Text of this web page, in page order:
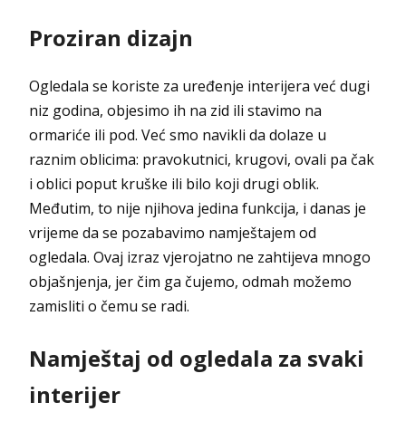
Proziran dizajn
Ogledala se koriste za uređenje interijera već dugi
niz godina, objesimo ih na zid ili stavimo na
ormariće ili pod. Već smo navikli da dolaze u
raznim oblicima: pravokutnici, krugovi, ovali pa čak
i oblici poput kruške ili bilo koji drugi oblik.
Međutim, to nije njihova jedina funkcija, i danas je
vrijeme da se pozabavimo namještajem od
ogledala. Ovaj izraz vjerojatno ne zahtijeva mnogo
objašnjenja, jer čim ga čujemo, odmah možemo
zamisliti o čemu se radi.
Namještaj od ogledala za svaki
interijer